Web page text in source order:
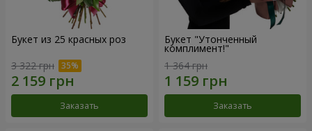
Букет из 25 красных роз
3 322 грн
Заказать
Букет "Утонченный
комплимент!"
1 364 грн
Заказать